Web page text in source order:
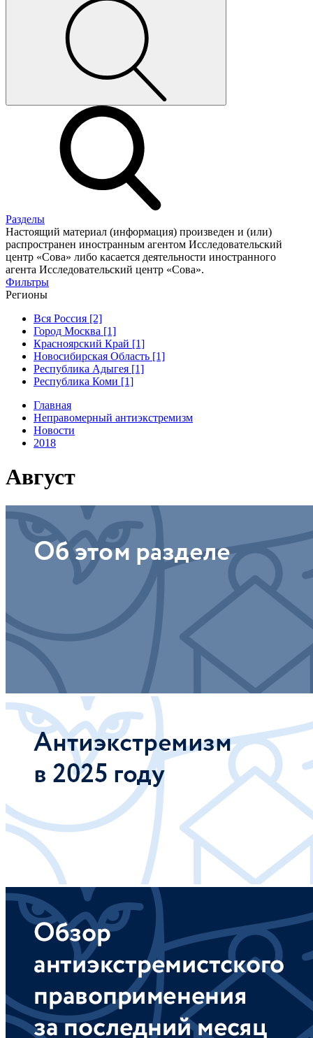
Разделы
Настоящий материал (информация) произведен и (или)
распространен иностранным агентом Исследовательский
центр «Сова» либо касается деятельности иностранного
агента Исследовательский центр «Сова».
Фильтры
Регионы
Вся Россия [2]
Город Москва [1]
Красноярский Край [1]
Новосибирская Область [1]
Республика Адыгея [1]
Республика Коми [1]
Главная
Неправомерный антиэкстремизм
Новости
2018
Август